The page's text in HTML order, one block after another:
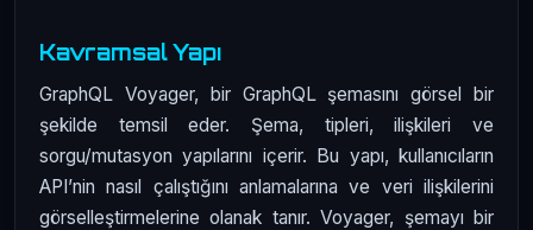
Kavramsal Yapı
GraphQL Voyager, bir GraphQL şemasını görsel bir
şekilde temsil eder. Şema, tipleri, ilişkileri ve
sorgu/mutasyon yapılarını içerir. Bu yapı, kullanıcıların
API’nin nasıl çalıştığını anlamalarına ve veri ilişkilerini
görselleştirmelerine olanak tanır. Voyager, şemayı bir